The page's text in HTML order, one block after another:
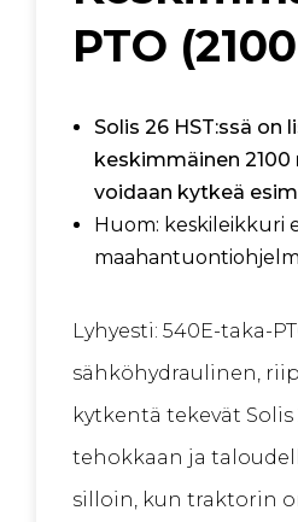
PTO
Solis 26 HST:ssä on
keskimmäinen 2100
voidaan kytkeä
Huom: keskileikkuri
Lyhyesti: 540E-taka-
sähköhydraulinen,
kytkentä tekevät Solis
tehokkaan ja
silloin, kun traktorin